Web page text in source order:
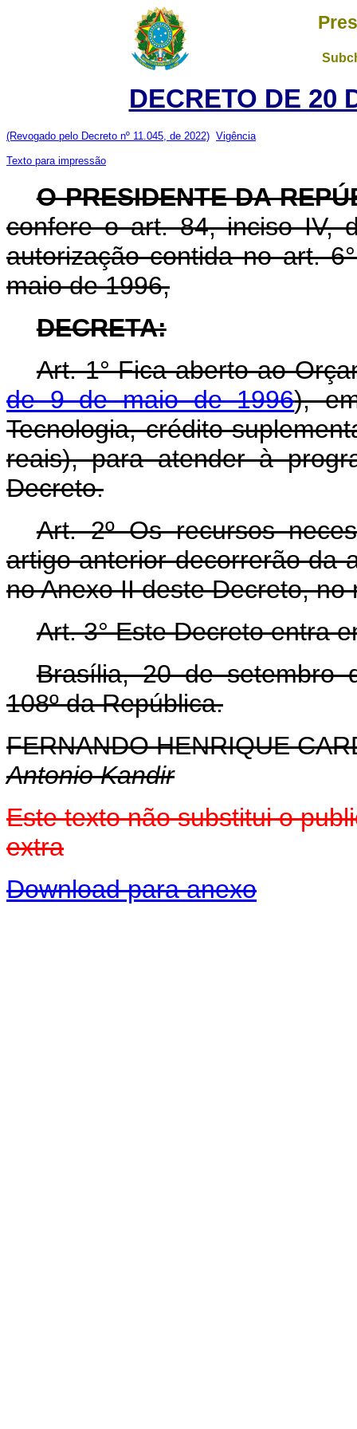
DECRETO DE 20
(Revogado pelo Decreto nº 11.045, de 2022) Vigência
Texto para impressão
O PRESIDENTE DA
confere o art. 84, inciso IV,
autorização contida no art.
maio de 1996,
DECRETA:
Art. 1° Fica aberto ao
de 9 de maio de 1996),
Tecnologia, crédito
reais), para atender à
Decreto.
Art. 2º Os recursos
artigo anterior decorrerão da
no Anexo II deste Decreto,
Art. 3° Este Decreto entra
Brasília, 20 de setembro
108º da República.
FERNANDO HENRIQUE
Antonio Kandir
Este texto não substitui o
extra
Download para anexo